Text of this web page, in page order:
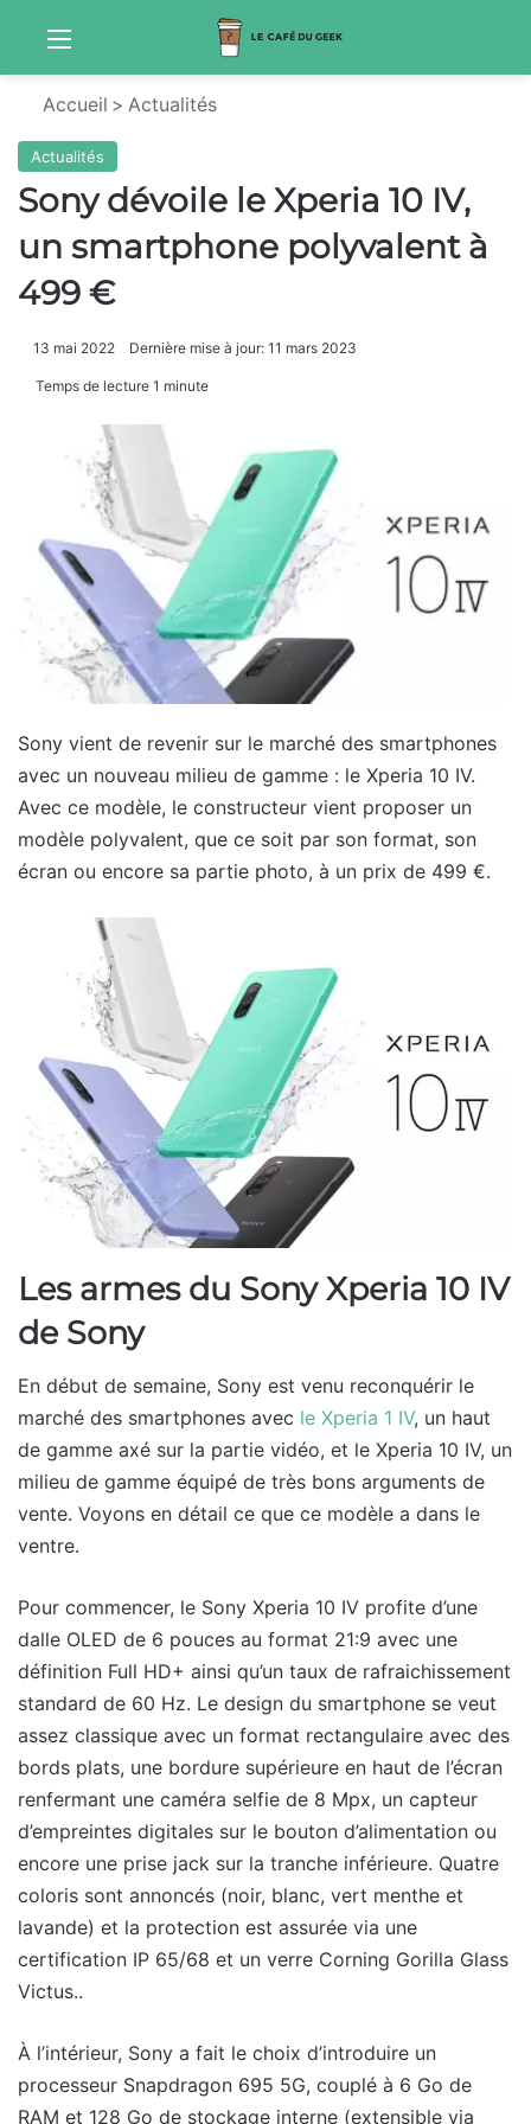
Menu
Accueil > Actualités
Actualités
Sony dévoile le Xperia 10 IV,
un smartphone polyvalent à
499 €
13 mai 2022 Dernière mise à jour: 11 mars 2023
Temps de lecture 1 minute
Sony vient de revenir sur le marché des smartphones
avec un nouveau milieu de gamme : le Xperia 10 IV.
Avec ce modèle, le constructeur vient proposer un
modèle polyvalent, que ce soit par son format, son
écran ou encore sa partie photo, à un prix de 499 €.
Les armes du Sony Xperia 10 IV
de Sony
En début de semaine, Sony est venu reconquérir le
marché des smartphones avec le Xperia 1 IV, un haut
de gamme axé sur la partie vidéo, et le Xperia 10 IV, un
milieu de gamme équipé de très bons arguments de
vente. Voyons en détail ce que ce modèle a dans le
ventre.
Pour commencer, le Sony Xperia 10 IV profite d’une
dalle OLED de 6 pouces au format 21:9 avec une
définition Full HD+ ainsi qu’un taux de rafraichissement
standard de 60 Hz. Le design du smartphone se veut
assez classique avec un format rectangulaire avec des
bords plats, une bordure supérieure en haut de l’écran
renfermant une caméra selfie de 8 Mpx, un capteur
d’empreintes digitales sur le bouton d’alimentation ou
encore une prise jack sur la tranche inférieure. Quatre
coloris sont annoncés (noir, blanc, vert menthe et
lavande) et la protection est assurée via une
certification IP 65/68 et un verre Corning Gorilla Glass
Victus..
À l’intérieur, Sony a fait le choix d’introduire un
processeur Snapdragon 695 5G, couplé à 6 Go de
RAM et 128 Go de stockage interne (extensible via